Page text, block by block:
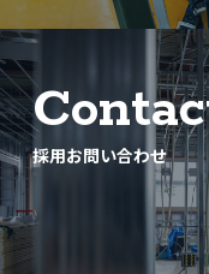
採用お問い合わせ